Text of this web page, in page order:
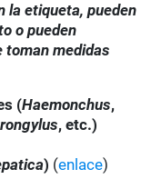
la etiqueta, pueden
o pueden
toman medidas
(Haemonchus,
, etc.)
) (enlace)